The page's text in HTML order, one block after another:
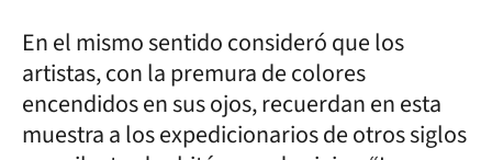
En el mismo sentido consideró que los
artistas, con la premura de colores
encendidos en sus ojos, recuerdan en esta
muestra a los expedicionarios de otros siglos